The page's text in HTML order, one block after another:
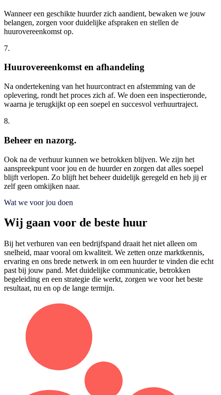
Wanneer een geschikte huurder zich aandient, bewaken we jouw
belangen, zorgen voor duidelijke afspraken en stellen de
huurovereenkomst op.
7.
Huurovereenkomst en afhandeling
Na ondertekening van het huurcontract en afstemming van de
oplevering, rondt het proces zich af. We doen een inspectieronde,
waarna je terugkijkt op een soepel en succesvol verhuurtraject.
8.
Beheer en nazorg.
Ook na de verhuur kunnen we betrokken blijven. We zijn het
aanspreekpunt voor jou en de huurder en zorgen dat alles soepel
blijft verlopen. Zo blijft het beheer duidelijk geregeld en heb jij er
zelf geen omkijken naar.
Wat we voor jou doen
Wij gaan voor de beste huur
Bij het verhuren van een bedrijfspand draait het niet alleen om
snelheid, maar vooral om kwaliteit. We zetten onze marktkennis,
ervaring en ons brede netwerk in om een huurder te vinden die echt
past bij jouw pand. Met duidelijke communicatie, betrokken
begeleiding en een strategie die werkt, zorgen we voor het beste
resultaat, nu en op de lange termijn.